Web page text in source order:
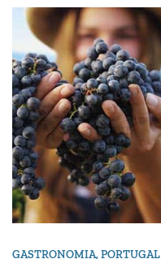
GASTRONOMIA,PORTUGAL